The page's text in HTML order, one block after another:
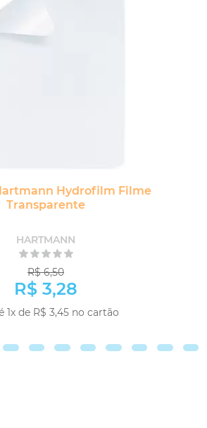
Hydrofilm Filme
Transparente
HARTMANN
R$ 6,50
R$ 3,28
1x de R$ 3,45 no cartão